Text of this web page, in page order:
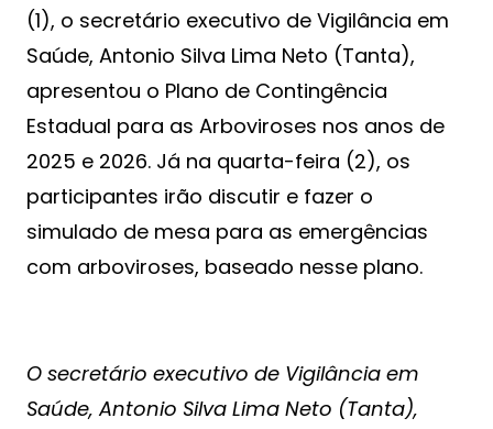
(1), o secretário executivo de Vigilância em
Saúde, Antonio Silva Lima Neto (Tanta),
apresentou o Plano de Contingência
Estadual para as Arboviroses nos anos de
2025 e 2026. Já na quarta-feira (2), os
participantes irão discutir e fazer o
simulado de mesa para as emergências
com arboviroses, baseado nesse plano.
O secretário executivo de Vigilância em
Saúde, Antonio Silva Lima Neto (Tanta),